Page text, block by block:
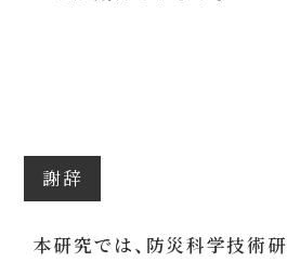
謝辞
本研究では、防災科学技術